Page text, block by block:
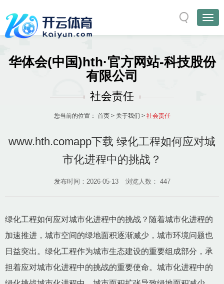
华体会(中国)hth·官方网站-科技股份
有限公司
社会责任
您当前的位置： 首页> 关于我们 > 社会责任
www.hth.comapp下载 绿化工程如何应对城
市化进程中的挑战？
发布时间：2026-05-13 浏览人数： 447
绿化工程如何应对城市化进程中的挑战？随着城市化进程的
加速推进，城市空间的绿地面积逐渐减少，城市环境问题也
日益突出。绿化工程作为城市生态建设的重要组成部分，承
担着应对城市化进程中的挑战的重要使命。城市化进程中的